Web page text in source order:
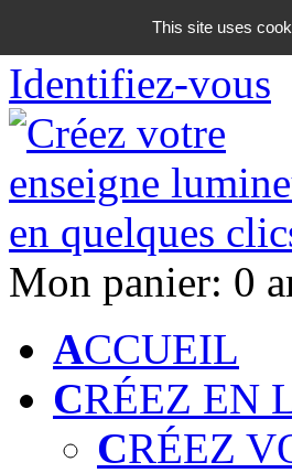
06 18 42 08 59
Identifiez-vous
Mon panier: 0
ACCUEIL
CRÉEZ EN
CRÉEZ
This site uses